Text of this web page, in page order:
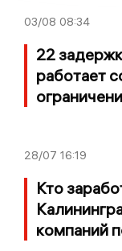
03/08 08:34
22
работает
28/07 16:19
Кто
компаний